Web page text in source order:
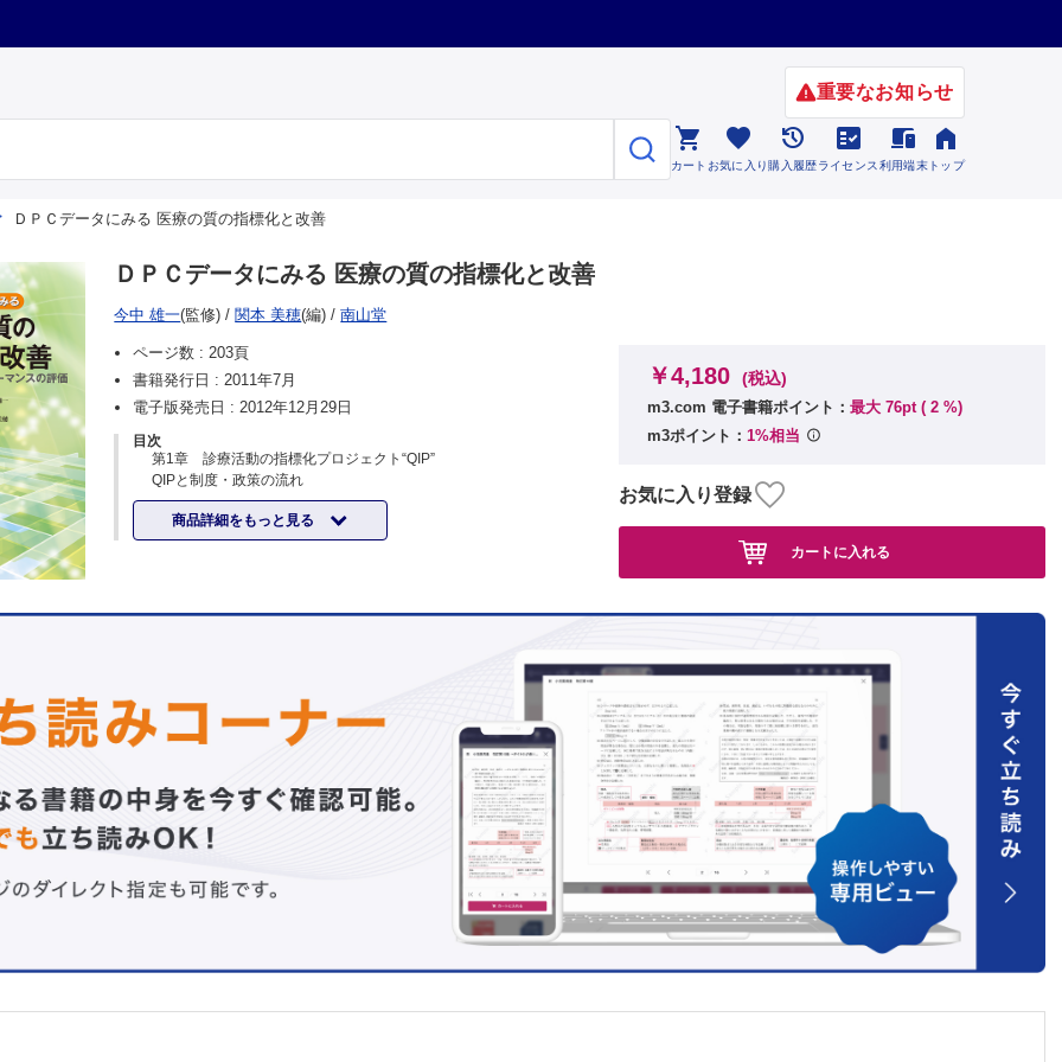
重要なお知らせ

カート

お気に入り

購入履歴

ライセンス

利用端末

トップ
ＤＰＣデータにみる 医療の質の指標化と改善
ＤＰＣデータにみる 医療の質の指標化と改善
今中 雄一(監修) / 関本 美穂(編) /南山堂
ページ数 :203頁
書籍発行日 :2011年7月
電子版発売日 :2012年12月29日
目次
第1章 診療活動の指標化プロジェクト“QIP”
QIPと制度・政策の流れ
診療情報管理とDPC包括評価（診断群分類に基づく支払制度）
データの活用
質改善（データ活用）のインフラと組織文化
平均在院日数の意味─湊 先生との出会い
急性期病院の機能
在院日数─急性期医療の質を表す指標
病院レベル・診療科レベル・疾患レベルの入院機能評価
第4章 急性期病院の外来機能
急性期病院における一般外来診療の比重
外来診療に対するマンパワーと入院診療に対するマンパワー
商品詳細をもっと見る
￥4,180 (税込)
m3.com 電子書籍ポイント： 最大 76pt ( 2 %)
m3ポイント： 1%相当
お気に入り登録
カートに入れる